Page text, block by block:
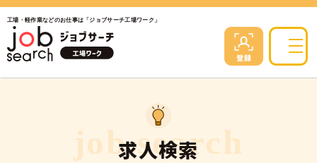
工場・軽作業などのお仕事は「ジョブサーチ工場ワーク」
求人検索
job search